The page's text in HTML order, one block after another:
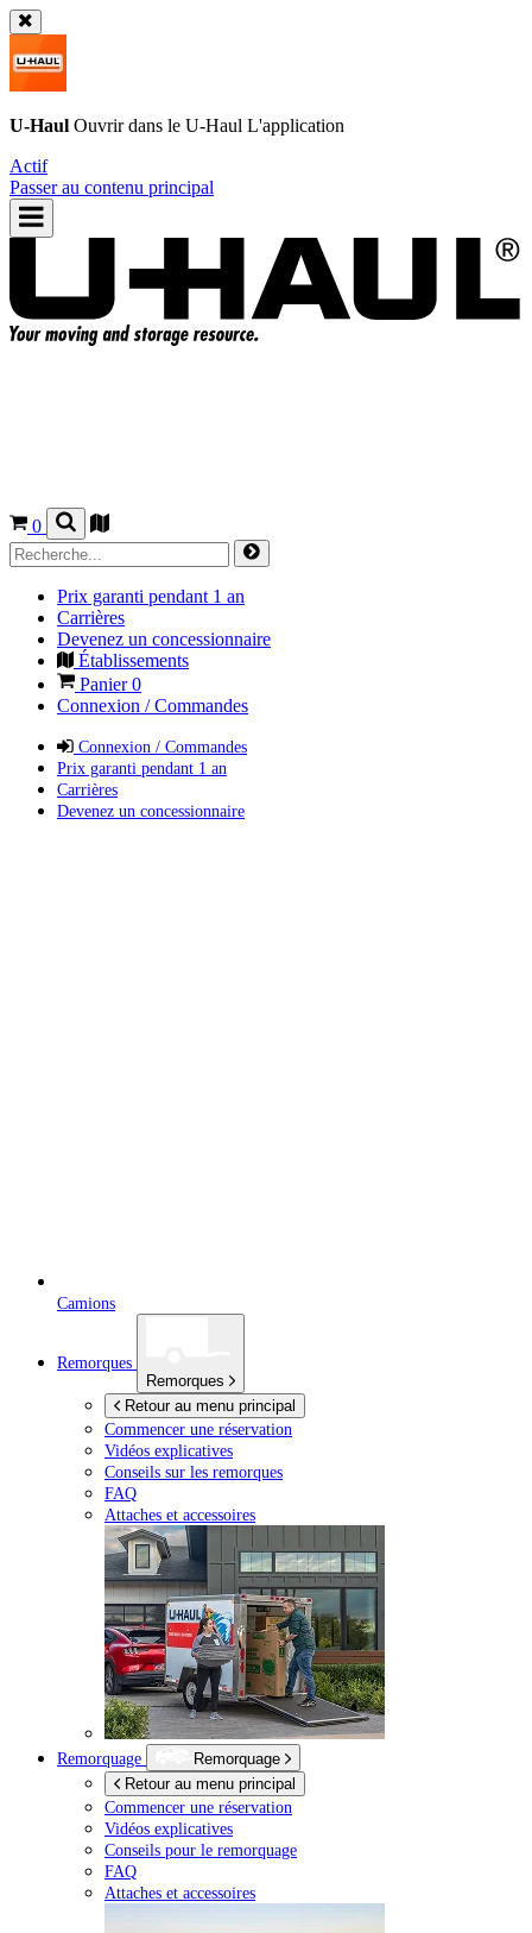
U-Haul Ouvrir dans le U-Haul L'application
Actif
Passer au contenu principal
0
Prix garanti pendant 1 an
Carrières
Devenez un concessionnaire
Établissements
Panier0
Connexion / Commandes
Connexion / Commandes
Prix garanti pendant 1 an
Carrières
Devenez un concessionnaire
Camions
Remorques
Remorques
Retour au menu principal
Commencer une réservation
Vidéos explicatives
Conseils sur les remorques
FAQ
Attaches et accessoires
Remorquage
Remorquage
Retour au menu principal
Commencer une réservation
Vidéos explicatives
Conseils pour le remorquage
FAQ
Attaches et accessoires